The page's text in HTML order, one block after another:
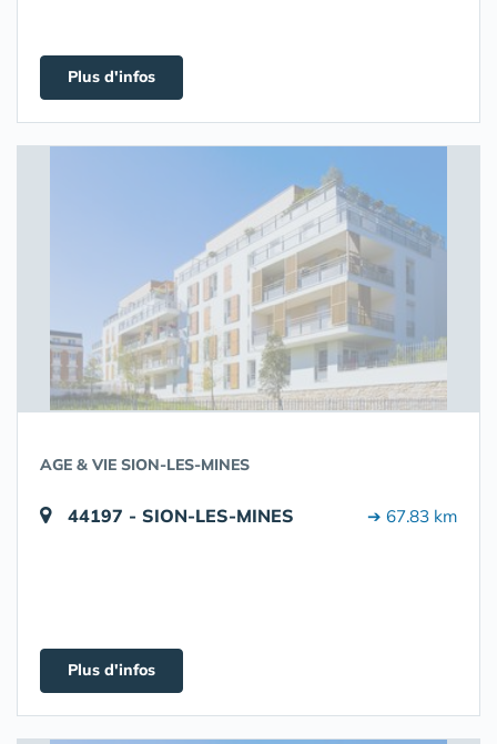
Plus d'infos
AGE & VIE SION-LES-MINES
44197 - SION-LES-MINES ➔ 67.83 km
Plus d'infos